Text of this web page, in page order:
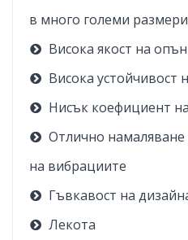
в много големи размери
Висока якост на
Висока устойчивост
Нисък коефициент
Отлично
на вибрациите
Гъвкавост на
Лекота